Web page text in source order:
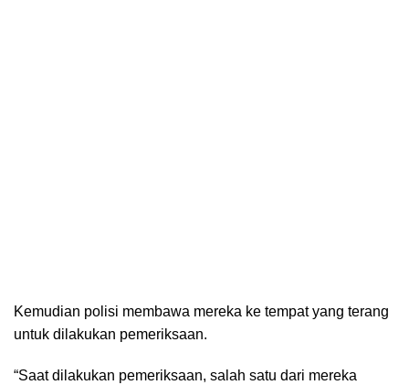
Kemudian polisi membawa mereka ke tempat yang terang
untuk dilakukan pemeriksaan.
“Saat dilakukan pemeriksaan, salah satu dari mereka